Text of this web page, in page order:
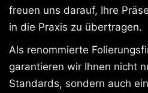
freuen uns darauf, Ihre
in die Praxis zu übertragen.
Als renommierte
garantieren wir Ihnen nicht
Standards, sondern auch